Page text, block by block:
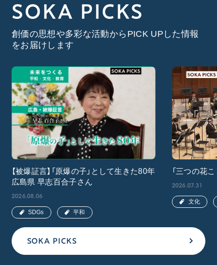
SOKA PICKS
創価の思想や多彩な活動からPICK UPした情報
をお届けします
SOKA PICKS
【被爆証言】「原爆の子」として生きた80年
広島県 早志百合子さん
2026.08.06
SDGs 平和
「三つの花
2026.07.31
文化